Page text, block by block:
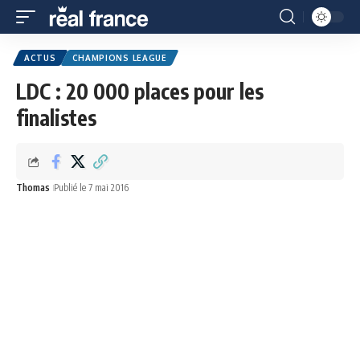
ACTUS CHAMPIONS LEAGUE
LDC : 20 000 places pour les
finalistes
Thomas Publié le 7 mai 2016